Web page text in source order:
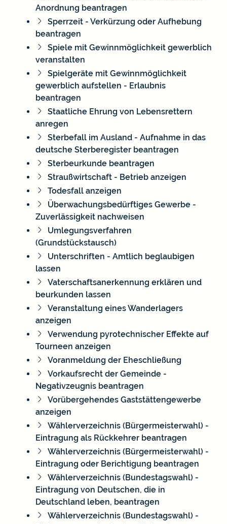
Anordnung beantragen
Sperrzeit - Verkürzung oder Aufhebung
beantragen
Spiele mit Gewinnmöglichkeit gewerblich
veranstalten
Spielgeräte mit Gewinnmöglichkeit
gewerblich aufstellen - Erlaubnis
beantragen
Staatliche Ehrung von Lebensrettern
anregen
Sterbefall im Ausland - Aufnahme in das
deutsche Sterberegister beantragen
Sterbeurkunde beantragen
Straußwirtschaft - Betrieb anzeigen
Todesfall anzeigen
Überwachungsbedürftiges Gewerbe -
Zuverlässigkeit nachweisen
Umlegungsverfahren
(Grundstückstausch)
Unterschriften - Amtlich beglaubigen
lassen
Vaterschaftsanerkennung erklären und
beurkunden lassen
Veranstaltung eines Wanderlagers
anzeigen
Verwendung pyrotechnischer Effekte auf
Tourneen anzeigen
Voranmeldung der Eheschließung
Vorkaufsrecht der Gemeinde -
Negativzeugnis beantragen
Vorübergehendes Gaststättengewerbe
anzeigen
Wählerverzeichnis (Bürgermeisterwahl) -
Eintragung als Rückkehrer beantragen
Wählerverzeichnis (Bürgermeisterwahl) -
Eintragung oder Berichtigung beantragen
Wählerverzeichnis (Bundestagswahl) -
Eintragung von Deutschen, die in
Deutschland leben, beantragen
Wählerverzeichnis (Bundestagswahl) -